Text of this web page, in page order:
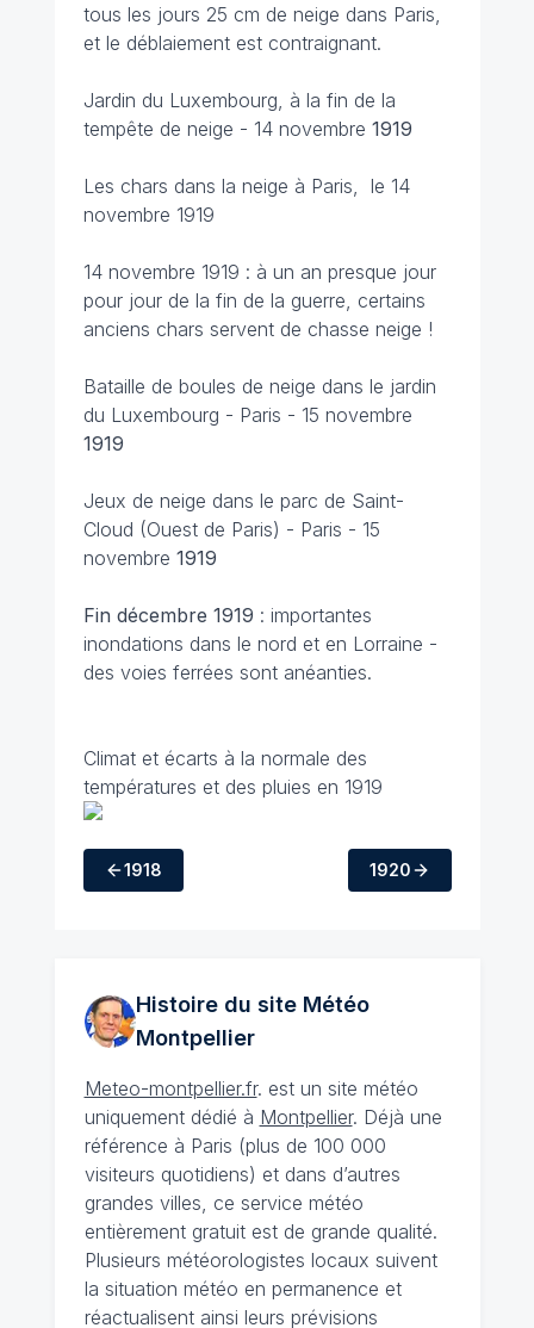
tous les jours 25 cm de neige dans Paris,
et le déblaiement est contraignant.
Jardin du Luxembourg, à la fin de la
tempête de neige - 14 novembre 1919
Les chars dans la neige à Paris, le 14
novembre 1919
14 novembre 1919 : à un an presque jour
pour jour de la fin de la guerre, certains
anciens chars servent de chasse neige !
Bataille de boules de neige dans le jardin
du Luxembourg - Paris - 15 novembre
1919
Jeux de neige dans le parc de Saint-
Cloud (Ouest de Paris) - Paris - 15
novembre 1919
Fin décembre 1919 : importantes
inondations dans le nord et en Lorraine -
des voies ferrées sont anéanties.
Climat et écarts à la normale des
températures et des pluies en 1919
1918 1920
Histoire du site Météo
Montpellier
Meteo-montpellier.fr. est un site météo
uniquement dédié à Montpellier. Déjà une
référence à Paris (plus de 100 000
visiteurs quotidiens) et dans d’autres
grandes villes, ce service météo
entièrement gratuit est de grande qualité.
Plusieurs météorologistes locaux suivent
la situation météo en permanence et
réactualisent ainsi leurs prévisions